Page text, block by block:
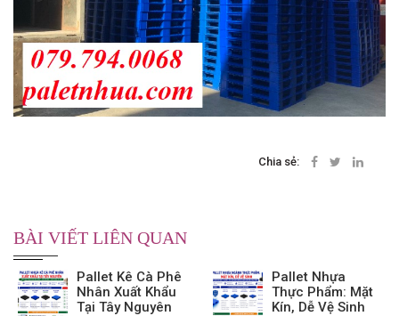
Chia sẻ:
BÀI VIẾT LIÊN QUAN
Pallet Kê Cà Phê
Nhân Xuất Khẩu
Tại Tây Nguyên
Pallet Nhựa
Thực Phẩm: Mặt
Kín, Dễ Vệ Sinh